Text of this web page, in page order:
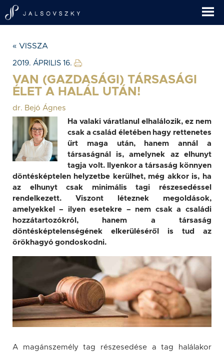
« VISSZA
2019. ÁPRILIS 16.
VAN (GAZDASÁGI) TÁRSASÁGI
ÉLET A HALÁL UTÁN!
dr. Bejó Ágnes
Ha valaki váratlanul elhalálozik, ez nem
csak a család életében hagy rettenetes
űrt maga után, hanem annál a
társaságnál is, amelynek az elhunyt
tagja volt. Ilyenkor a társaság könnyen
döntésképtelen helyzetbe kerülhet, még akkor is, ha
az elhunyt csak minimális tagi részesedéssel
rendelkezett. Viszont léteznek megoldások,
amelyekkel – ilyen esetekre – nem csak a családi
hozzátartozókról, hanem a társaság
döntésképtelenségének elkerüléséről is tud az
örökhagyó gondoskodni.
A magánszemély tag részesedése a tag halálakor